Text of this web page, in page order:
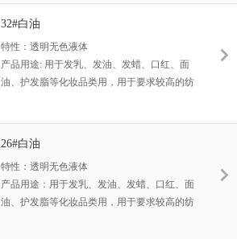
32#白油
特性：透明无色液体
产品用途: 用于发乳、发油、发蜡、口红、面
油、护发脂等化妆品类用，用于要求较高的纺
26#白油
特性：透明无色液体
产品用途：用于发乳、发油、发蜡、口红、面
油、护发脂等化妆品类用，用于要求较高的纺